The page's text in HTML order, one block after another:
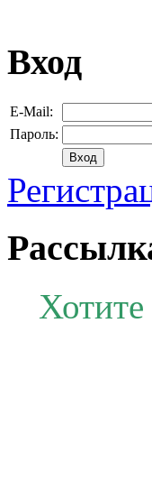
Вход
E-Mail:
Пароль: